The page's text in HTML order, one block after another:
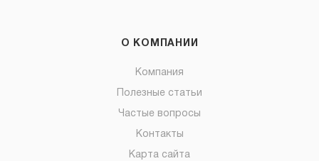
О КОМПАНИИ
Компания
Полезные статьи
Частые вопросы
Контакты
Карта сайта